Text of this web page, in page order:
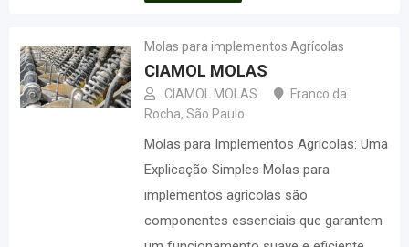
Molas para implementos Agrícolas
CIAMOL MOLAS
CIAMOL MOLAS
Franco da
Rocha, São Paulo
Molas para Implementos Agrícolas: Uma
Explicação Simples Molas para
implementos agrícolas são
componentes essenciais que garantem